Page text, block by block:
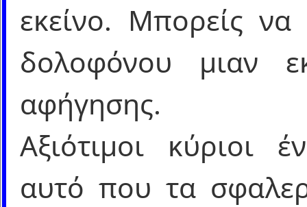
εκείνο. Μπορείς να
δολοφόνου μιαν
αφήγησης.
Αξιότιμοι κύριοι
αυτό που τα